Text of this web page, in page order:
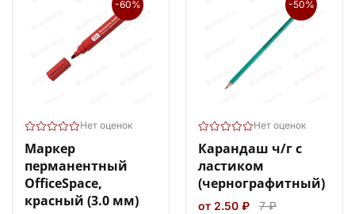
-60%
Нет оценок
Маркер
перманентный
OfficeSpace,
красный (3.0 мм)
-50%
Нет оценок
Карандаш ч/г с
ластиком
(чернографитный)
от 2.50 ₽ 7 ₽